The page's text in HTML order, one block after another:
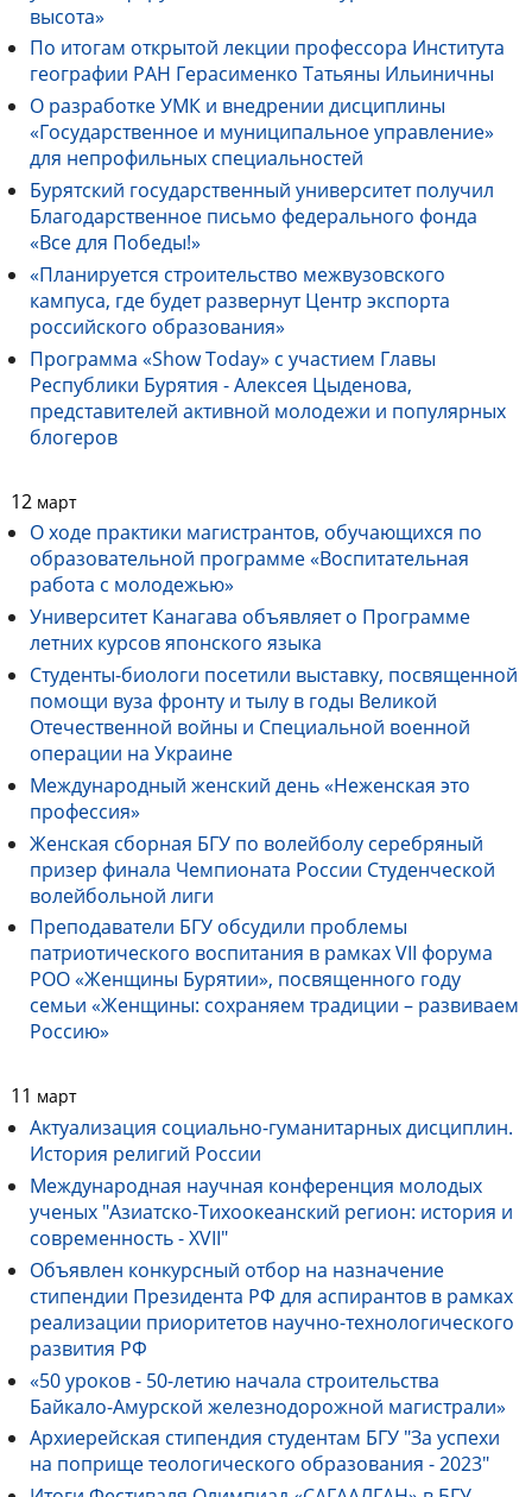
высота»
По итогам открытой лекции профессора Института
географии РАН Герасименко Татьяны Ильиничны
О разработке УМК и внедрении дисциплины
«Государственное и муниципальное управление»
для непрофильных специальностей
Бурятский государственный университет получил
Благодарственное письмо федерального фонда
«Все для Победы!»
«Планируется строительство межвузовского
кампуса, где будет развернут Центр экспорта
российского образования»
Программа «Show Today» с участием Главы
Республики Бурятия - Алексея Цыденова,
представителей активной молодежи и популярных
блогеров
12 март
О ходе практики магистрантов, обучающихся по
образовательной программе «Воспитательная
работа с молодежью»
Университет Канагава объявляет о Программе
летних курсов японского языка
Студенты-биологи посетили выставку, посвященной
помощи вуза фронту и тылу в годы Великой
Отечественной войны и Специальной военной
операции на Украине
Международный женский день «Неженская это
профессия»
Женская сборная БГУ по волейболу серебряный
призер финала Чемпионата России Студенческой
волейбольной лиги
Преподаватели БГУ обсудили проблемы
патриотического воспитания в рамках VII форума
РОО «Женщины Бурятии», посвященного году
семьи «Женщины: сохраняем традиции – развиваем
Россию»
11 март
Актуализация социально-гуманитарных дисциплин.
История религий России
Международная научная конференция молодых
ученых "Азиатско-Тихоокеанский регион: история и
современность - XVII"
Объявлен конкурсный отбор на назначение
стипендии Президента РФ для аспирантов в рамках
реализации приоритетов научно-технологического
развития РФ
«50 уроков - 50-летию начала строительства
Байкало-Амурской железнодорожной магистрали»
Архиерейская стипендия студентам БГУ "За успехи
на поприще теологического образования - 2023"